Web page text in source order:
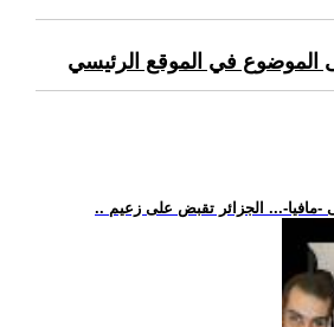
الموضوع في الموقع الرئيسي
-مافيا-... الجزائر تقبض على زعيم